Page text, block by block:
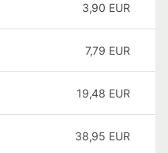
3,90 EUR
7,79 EUR
19,48 EUR
38,95 EUR